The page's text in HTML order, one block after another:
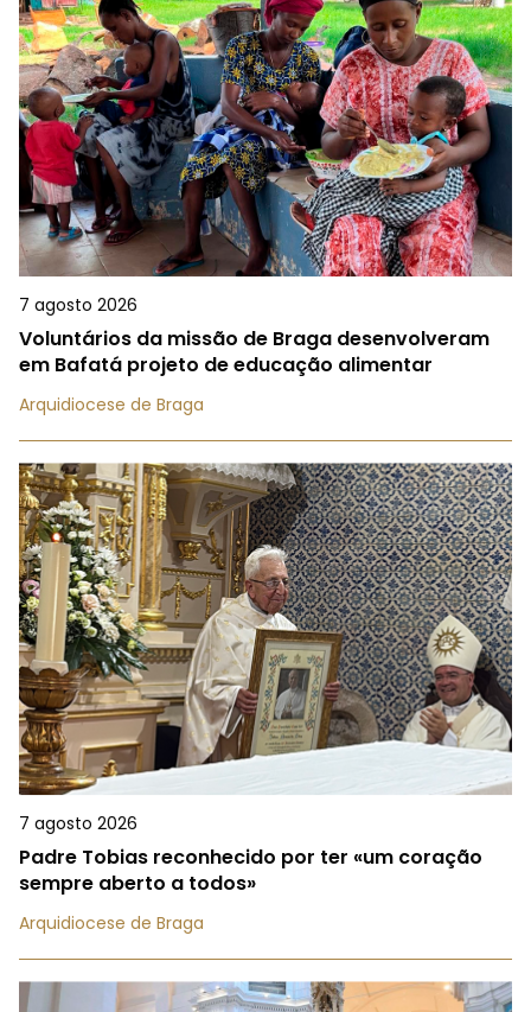
7 agosto 2026
Voluntários da missão de Braga desenvolveram
em Bafatá projeto de educação alimentar
Arquidiocese de Braga
7 agosto 2026
Padre Tobias reconhecido por ter «um coração
sempre aberto a todos»
Arquidiocese de Braga